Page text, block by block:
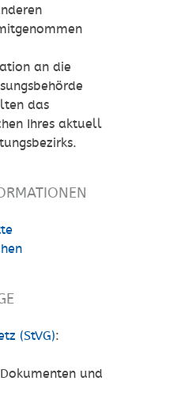
an die
das
Ihres aktuell
(StVG):
und